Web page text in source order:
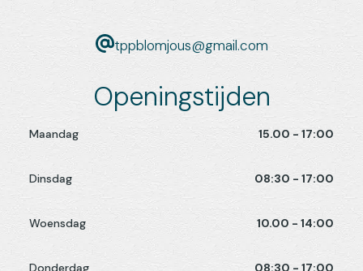
tppblomjous@gmail.com
Openingstijden
Maandag 15.00 - 17:00
Dinsdag 08:30 - 17:00
Woensdag 10.00 - 14:00
Donderdag 08:30 - 17:00